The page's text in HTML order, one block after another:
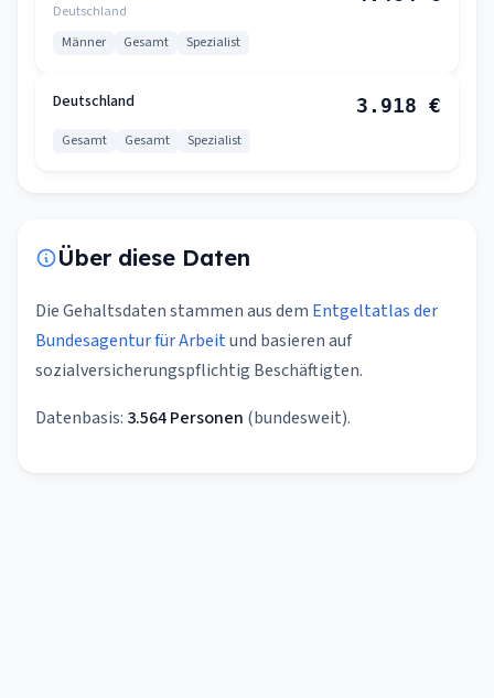
Deutschland
Männer Gesamt Spezialist
Deutschland 3.918 €
Gesamt Gesamt Spezialist
Über diese Daten
Die Gehaltsdaten stammen aus dem Entgeltatlas der
Bundesagentur für Arbeitund basieren auf
sozialversicherungspflichtig Beschäftigten.
Datenbasis: 3.564 Personen (bundesweit).